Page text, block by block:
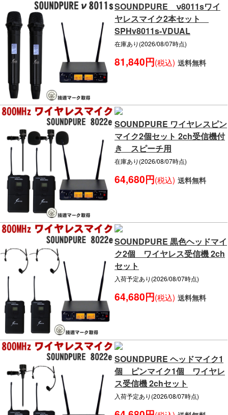
SOUNDPURE ν8011sワイ
ヤレスマイク2本セット
SPHv8011s-VDUAL
在庫あり(2026/08/07時点)
81,840円(税込) 送料無料
SOUNDPURE ワイヤレスピン
マイク2個セット 2ch受信機付
き スピーチ用
在庫あり(2026/08/07時点)
64,680円(税込) 送料無料
SOUNDPURE 黒色ヘッドマイ
ク2個 ワイヤレス受信機 2ch
セット
入荷予定あり(2026/08/07時点)
64,680円(税込) 送料無料
SOUNDPURE ヘッドマイク1
個 ピンマイク1個 ワイヤレ
ス受信機 2chセット
入荷予定あり(2026/08/07時点)